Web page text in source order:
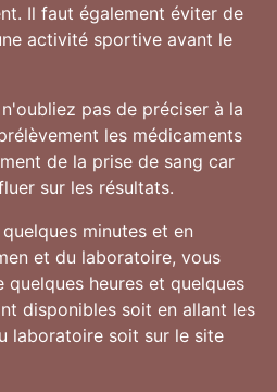
Il faut également éviter de
activité sportive avant le
pas de préciser à la
les médicaments
de la prise de sang car
sur les résultats.
minutes et en
et du laboratoire, vous
quelques heures et quelques
disponibles soit en allant les
laboratoire soit sur le site